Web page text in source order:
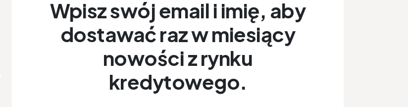
Wpisz swój email i imię, aby
dostawać raz w miesiący
nowości z rynku
kredytowego.